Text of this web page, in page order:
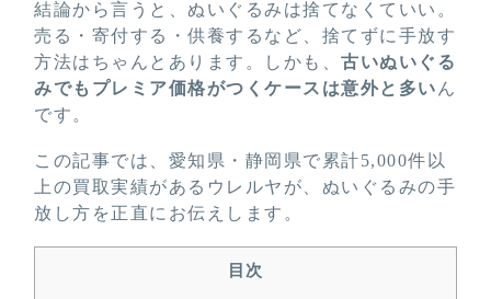
結論から言うと、ぬいぐるみは捨てなくていい。
売る・寄付する・供養するなど、捨てずに手放す
方法はちゃんとあります。しかも、 古いぬいぐる
みでもプレミア価格がつくケースは意外と多い ん
です。
この記事では、愛知県・静岡県で累計5,000件以
上の買取実績があるウレルヤが、ぬいぐるみの手
放し方を正直にお伝えします。
目次